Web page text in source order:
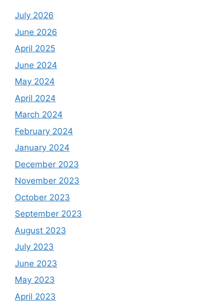
July 2026
June 2026
April 2025
June 2024
May 2024
April 2024
March 2024
February 2024
January 2024
December 2023
November 2023
October 2023
September 2023
August 2023
July 2023
June 2023
May 2023
April 2023